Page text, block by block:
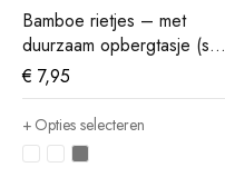
Bamboe rietjes – met
duurzaam opbergtasje (set
van 6)
€ 7,95
Opties selecteren